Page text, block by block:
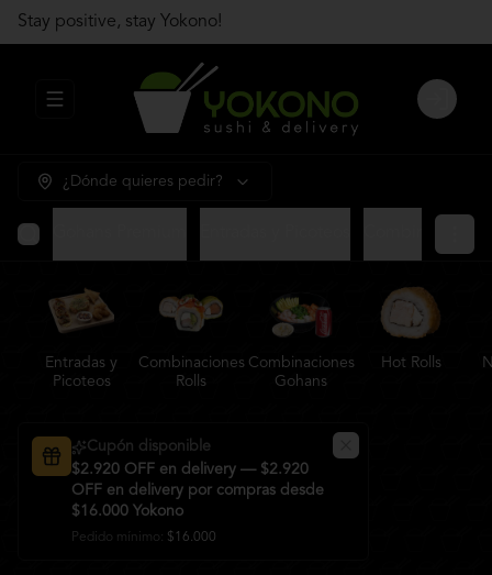
Stay positive, stay Yokono!
Abrir menu de navegación Login
¿Dónde quieres pedir?
Entradas y
Picoteos
Combinaciones
Rolls
Combinaciones
Gohans
Hot Rolls
Cupón disponible
$2.920 OFF en delivery — $2.920
OFF en delivery por compras desde
$16.000 Yokono
Pedido mínimo: $16.000